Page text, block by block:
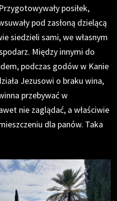
posiłek,
pod zasłoną dzielącą
siedzieli sami, we własnym
Między innymi do
podczas godów w Kanie
Jezusowi o braku wina,
przebywać w
nie zaglądać, a właściwie
dla panów. Taka